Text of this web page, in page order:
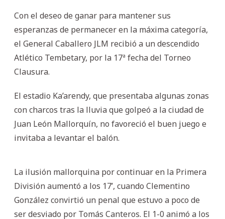
Con el deseo de ganar para mantener sus
esperanzas de permanecer en la máxima categoría,
el General Caballero JLM recibió a un descendido
Atlético Tembetary, por la 17ª fecha del Torneo
Clausura.
El estadio Ka’arendy, que presentaba algunas zonas
con charcos tras la lluvia que golpeó a la ciudad de
Juan León Mallorquín, no favoreció el buen juego e
invitaba a levantar el balón.
La ilusión mallorquina por continuar en la Primera
División aumentó a los 17’, cuando Clementino
González convirtió un penal que estuvo a poco de
ser desviado por Tomás Canteros. El 1-0 animó a los